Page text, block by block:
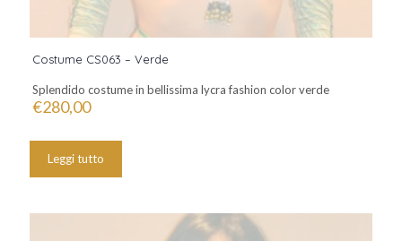
Costume CS063 – Verde
Splendido costume in bellissima lycra fashion color verde
€280,00
Leggi tutto